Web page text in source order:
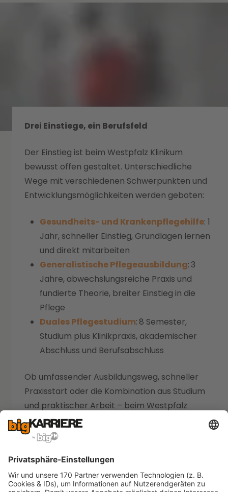
Drei Einstiege, ein Berufsfeld
Der Einstieg ist beim Westpfalz Klinikum
bewusst offen gestaltet. Unterschiedliche
Wege mit verschiedenen Schwerpunkten und
Entwicklungsmöglichkeiten werden geboten:
Gesundheits- und Krankenpflegehilfe: 1
Jahr, schneller Einstieg, Grundlagen lernen
und direkt mitarbeiten
Generalistische Pflegeausbildung: 3
Jahre, abwechslungsreiche Praxis und
fundierte Theorie, breiter Einstieg in die
Pflege
Duales Pflegestudium: 8 Semester,
Studium plus Klinikpraxis, akademischer
Abschluss und Berufsabschluss
Ob umfassender Ausbildungsweg, schneller
Praxisstart oder die Kombination aus Studium
und praktischer Arbeit – beim Westpfalz
Klinikum bist du ideal aufgehoben. In allen
Bereichen sind außerdem FSJ, BFD, Praktika und
was am besten zu dir passt!